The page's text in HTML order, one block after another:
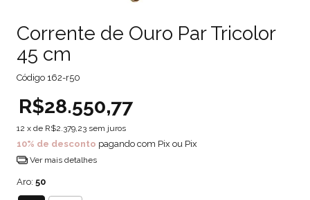
Corrente de Ouro Par Tricolor
45 cm
Código 162-r50
R$28.550,77
12 x de R$2.379,23 sem juros
10% de desconto pagando com Pix ou Pix
Ver mais detalhes
Aro: 50